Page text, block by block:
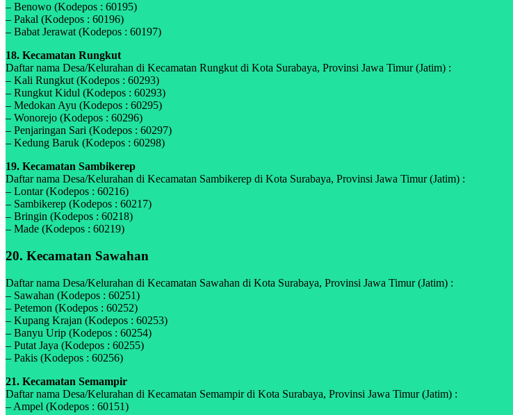
– Benowo (Kodepos : 60195)
– Pakal (Kodepos : 60196)
– Babat Jerawat (Kodepos : 60197)
18. Kecamatan Rungkut
Daftar nama Desa/Kelurahan di Kecamatan Rungkut di Kota Surabaya, Provinsi Jawa Timur (Jatim) :
– Kali Rungkut (Kodepos : 60293)
– Rungkut Kidul (Kodepos : 60293)
– Medokan Ayu (Kodepos : 60295)
– Wonorejo (Kodepos : 60296)
– Penjaringan Sari (Kodepos : 60297)
– Kedung Baruk (Kodepos : 60298)
19. Kecamatan Sambikerep
Daftar nama Desa/Kelurahan di Kecamatan Sambikerep di Kota Surabaya, Provinsi Jawa Timur (Jatim) :
– Lontar (Kodepos : 60216)
– Sambikerep (Kodepos : 60217)
– Bringin (Kodepos : 60218)
– Made (Kodepos : 60219)
20. Kecamatan Sawahan
Daftar nama Desa/Kelurahan di Kecamatan Sawahan di Kota Surabaya, Provinsi Jawa Timur (Jatim) :
– Sawahan (Kodepos : 60251)
– Petemon (Kodepos : 60252)
– Kupang Krajan (Kodepos : 60253)
– Banyu Urip (Kodepos : 60254)
– Putat Jaya (Kodepos : 60255)
– Pakis (Kodepos : 60256)
21. Kecamatan Semampir
Daftar nama Desa/Kelurahan di Kecamatan Semampir di Kota Surabaya, Provinsi Jawa Timur (Jatim) :
– Ampel (Kodepos : 60151)